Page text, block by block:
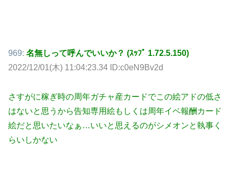
969: 名無しって呼んでいいか？ (ｽｯﾌﾟ 1.72.5.150)
2022/12/01(木) 11:04:23.34 ID:c0eN9Bv2d
さすがに稼ぎ時の周年ガチャ産カードでこの絵アドの低さ
はないと思うから告知専用絵もしくは周年イベ報酬カード
絵だと思いたいなぁ…いいと思えるのがシメオンと執事く
らいしかない